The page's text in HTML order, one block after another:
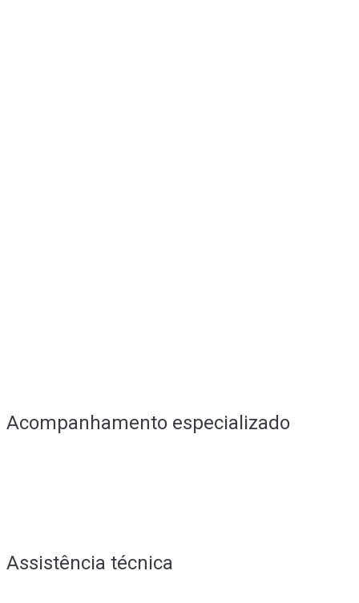
Acompanhamento especializado
Assistência técnica